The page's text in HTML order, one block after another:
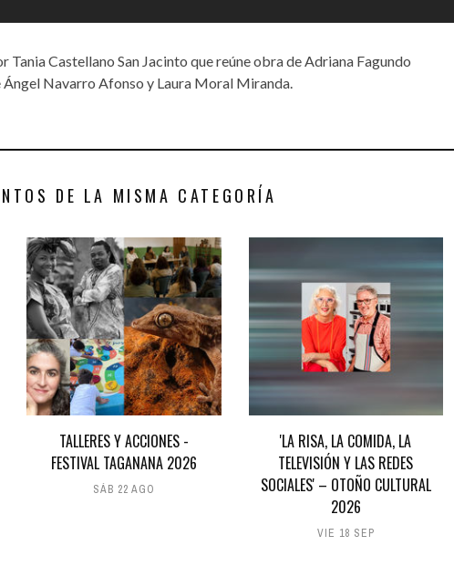
Castellano San Jacinto que reúne obra de Adriana Fagundo
Ángel Navarro Afonso y Laura Moral Miranda.
DE LA MISMA CATEGORÍA
TALLERES Y ACCIONES -
FESTIVAL TAGANANA 2026
SÁB 22 AGO
'LA RISA, LA COMIDA, LA
TELEVISIÓN Y LAS REDES
SOCIALES' – OTOÑO CULTURAL
2026
VIE 18 SEP